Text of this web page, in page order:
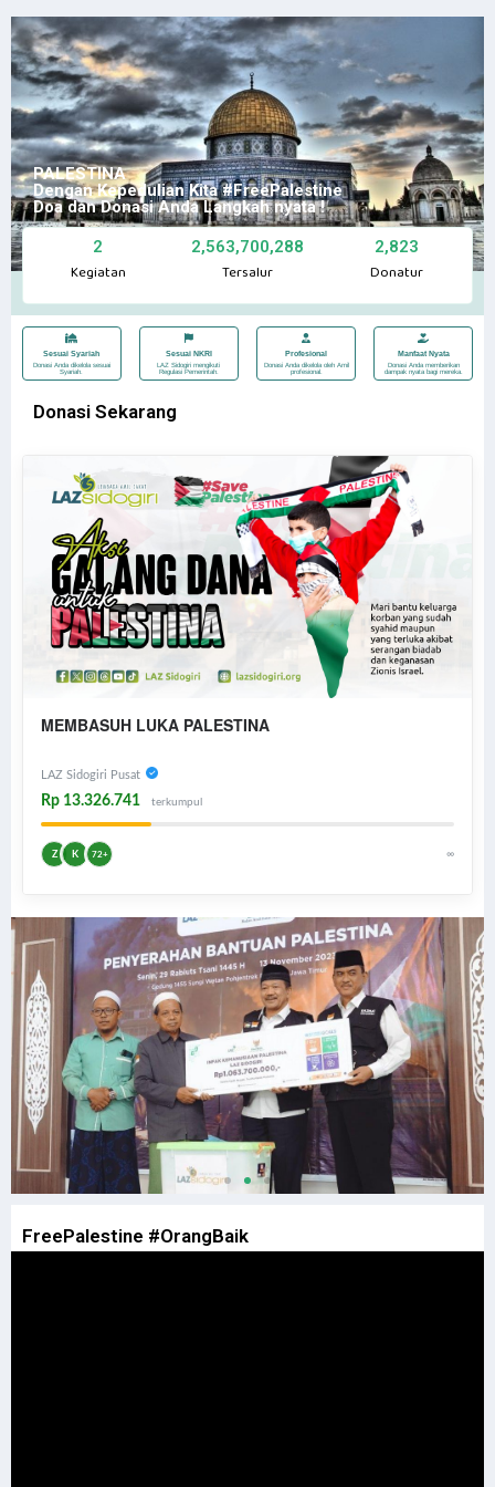
PALESTINA
Dengan Kepedulian Kita #FreePalestine
Doa dan Donasi Anda Langkah nyata !
2
Kegiatan
2,563,700,288
Tersalur
2,823
Donatur
Sesuai Syariah
Donasi Anda dikelola sesuai
Syariah.
Sesuai NKRI
LAZ Sidogiri mengikuti
Regulasi Pemerintah.
Profesional
Donasi Anda dikelola oleh Amil
profesional.
Manfaat Nyata
Donasi Anda memberikan
dampak nyata bagi mereka.
Donasi Sekarang
MEMBASUH LUKA PALESTINA
LAZ Sidogiri Pusat
Rp 13.326.741 terkumpul
Z K 72+ ∞
FreePalestine #OrangBaik